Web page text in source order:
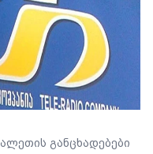
განცხადებები